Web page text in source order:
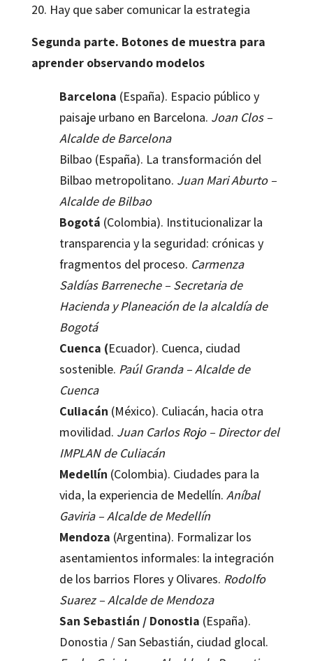
Hay que saber comunicar la estrategia
Segunda parte. Botones de muestra para
aprender observando modelos
Barcelona (España). Espacio público y
paisaje urbano en Barcelona. Joan Clos –
Alcalde de Barcelona
Bilbao (España). La transformación del
Bilbao metropolitano. Juan Mari Aburto –
Alcalde de Bilbao
Bogotá (Colombia). Institucionalizar la
transparencia y la seguridad: crónicas y
fragmentos del proceso. Carmenza
Saldías Barreneche – Secretaria de
Hacienda y Planeación de la alcaldía de
Bogotá
Cuenca (Ecuador). Cuenca, ciudad
sostenible. Paúl Granda – Alcalde de
Cuenca
Culiacán (México). Culiacán, hacia otra
movilidad. Juan Carlos Rojo – Director del
IMPLAN de Culiacán
Medellín (Colombia). Ciudades para la
vida, la experiencia de Medellín. Aníbal
Gaviria – Alcalde de Medellín
Mendoza (Argentina). Formalizar los
asentamientos informales: la integración
de los barrios Flores y Olivares. Rodolfo
Suarez – Alcalde de Mendoza
San Sebastián / Donostia (España).
Donostia / San Sebastián, ciudad glocal.